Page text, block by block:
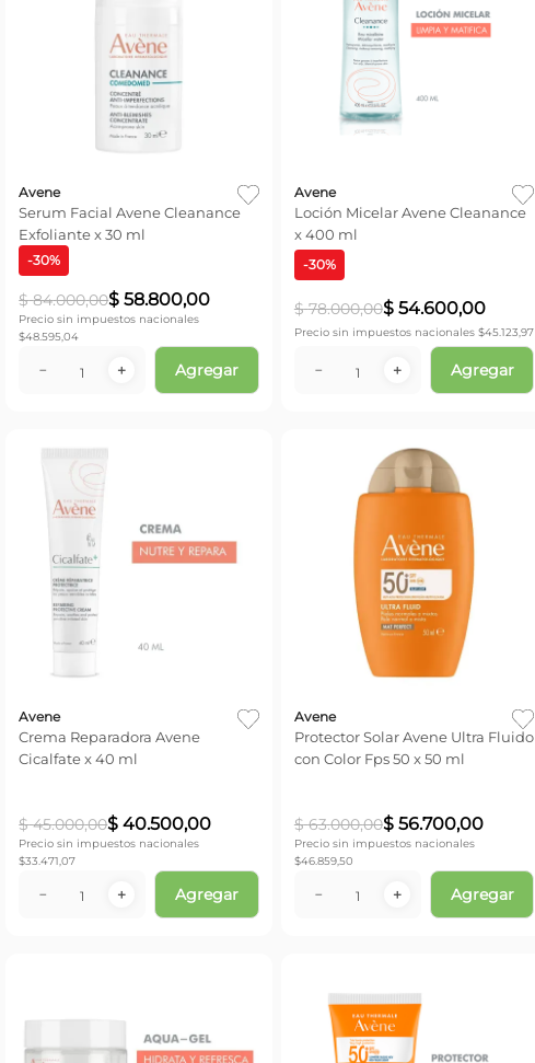
Avene
Serum Facial Avene Cleanance
Exfoliante x 30 ml
-30%
$ 84.000,00$ 58.800,00
Precio sin impuestos nacionales
$48.595,04
＋
－ Agregar
Avene
Loción Micelar Avene Cleanance
x 400 ml
-30%
$ 78.000,00$ 54.600,00
Precio sin impuestos nacionales $45.123,97
＋
－ Agregar
Avene
Crema Reparadora Avene
Cicalfate x 40 ml
$ 45.000,00$ 40.500,00
Precio sin impuestos nacionales
$33.471,07
＋
－ Agregar
Avene
Protector Solar Avene Ultra Fluido
con Color Fps 50 x 50 ml
$ 63.000,00$ 56.700,00
Precio sin impuestos nacionales
$46.859,50
＋
－ Agregar